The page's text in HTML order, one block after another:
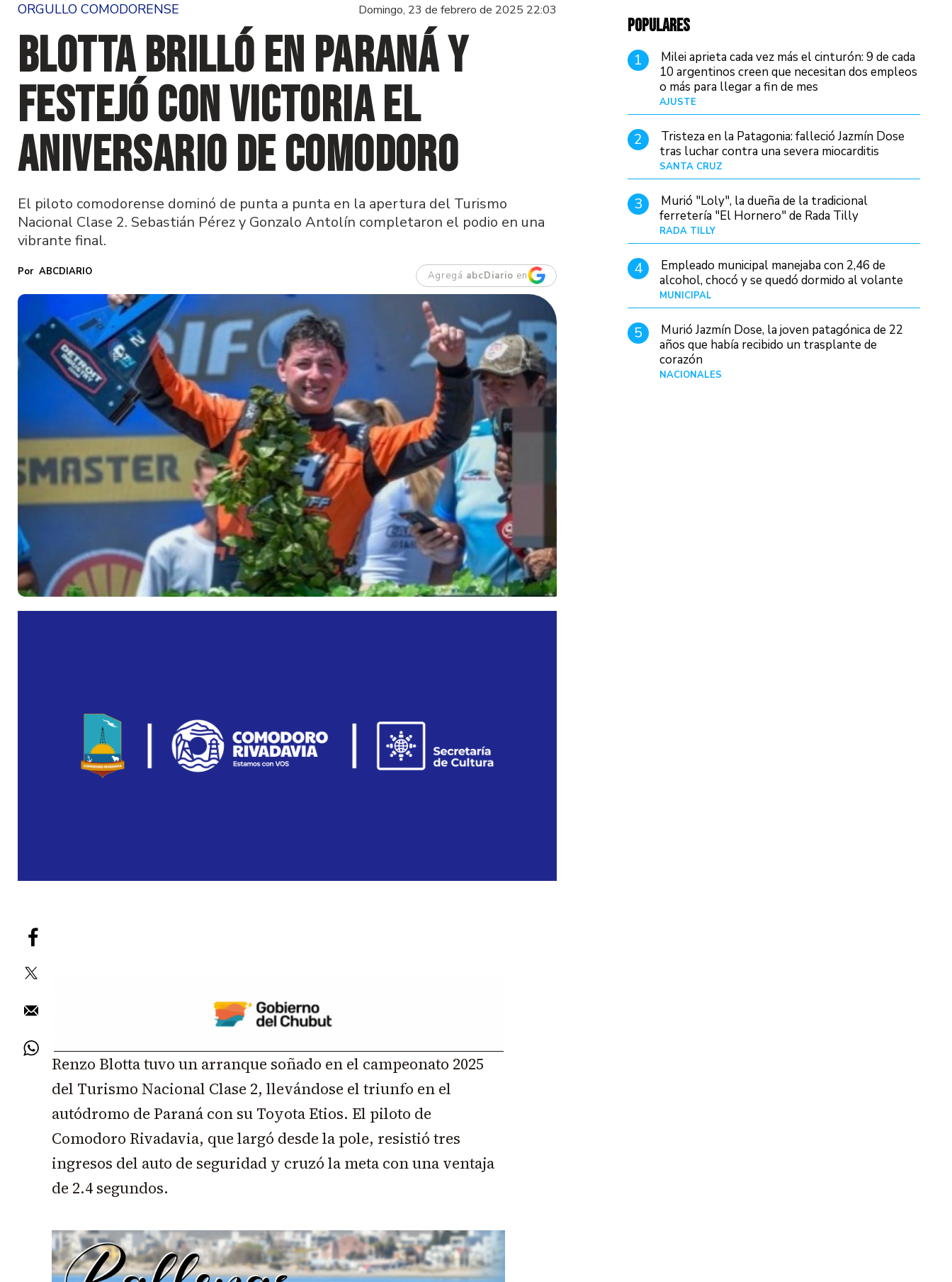
ORGULLO COMODORENSE Domingo, 23 de febrero de 2025 22:03
Blotta brilló en Paraná y
festejó con victoria el
aniversario de Comodoro
El piloto comodorense dominó de punta a punta en la apertura del Turismo
Nacional Clase 2. Sebastián Pérez y Gonzalo Antolín completaron el podio en una
vibrante final.
ABCDIARIO Agregá abcDiario en
Renzo Blotta tuvo un arranque soñado en el campeonato 2025
del Turismo Nacional Clase 2, llevándose el triunfo en el
autódromo de Paraná con su Toyota Etios. El piloto de
Comodoro Rivadavia, que largó desde la pole, resistió tres
ingresos del auto de seguridad y cruzó la meta con una ventaja
de 2.4 segundos.
POPULARES
1
Milei aprieta cada vez más el cinturón: 9 de cada
10 argentinos creen que necesitan dos empleos
o más para llegar a fin de mes
AJUSTE
2
Tristeza en la Patagonia: falleció Jazmín Dose
tras luchar contra una severa miocarditis
SANTA CRUZ
3
Murió "Loly", la dueña de la tradicional
ferretería "El Hornero" de Rada Tilly
RADA TILLY
4
Empleado municipal manejaba con 2,46 de
alcohol, chocó y se quedó dormido al volante
MUNICIPAL
5
Murió Jazmín Dose, la joven patagónica de 22
años que había recibido un trasplante de
corazón
NACIONALES